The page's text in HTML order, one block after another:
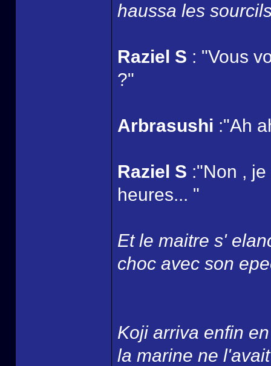
haussa les
Raziel S : "Vous
?"
Arbrasushi :"Ah
Raziel S :"Non ,
heures... "
Et le maitre s'
choc avec son
Koji arriva enfin
la marine ne